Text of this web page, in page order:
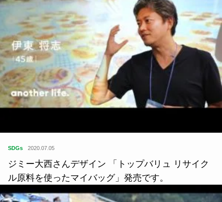
住 2020.01.24
丸森和太鼓集団『旅太鼓』など。全国ローカルプロ